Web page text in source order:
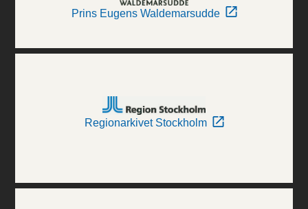
Prins Eugens Waldemarsudde
Regionarkivet Stockholm